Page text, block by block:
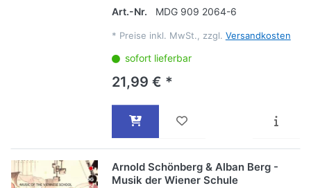
Art.-Nr.
MDG 909 2064-6
* Preise inkl. MwSt., zzgl. Versandkosten
sofort lieferbar
21,99 € *
Arnold Schönberg & Alban Berg -
Musik der Wiener Schule